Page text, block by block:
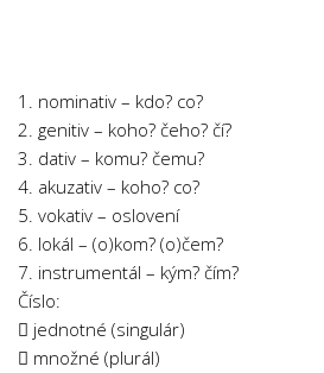
Ekonomie
Fyzika
Informatika
Jazyky
Marketing
1. nominativ – kdo? co?
2. genitiv – koho? čeho? čí?
3. dativ – komu? čemu?
4. akuzativ – koho? co?
5. vokativ – oslovení
6. lokál – (o)kom? (o)čem?
7. instrumentál – kým? čím?
Číslo:
 jednotné (singulár)
 množné (plurál)